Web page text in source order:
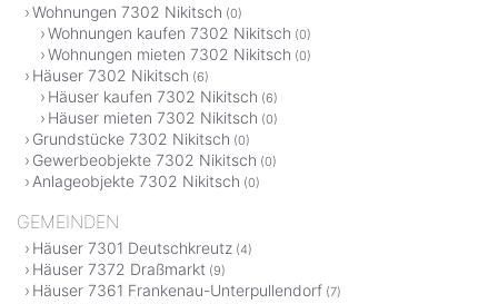
Wohnungen 7302 Nikitsch (0)
Wohnungen kaufen 7302 Nikitsch (0)
Wohnungen mieten 7302 Nikitsch (0)
Häuser 7302 Nikitsch (6)
Häuser kaufen 7302 Nikitsch (6)
Häuser mieten 7302 Nikitsch (0)
Grundstücke 7302 Nikitsch (0)
Gewerbeobjekte 7302 Nikitsch (0)
Anlageobjekte 7302 Nikitsch (0)
GEMEINDEN
Häuser 7301 Deutschkreutz (4)
Häuser 7372 Draßmarkt (9)
Häuser 7361 Frankenau-Unterpullendorf (7)